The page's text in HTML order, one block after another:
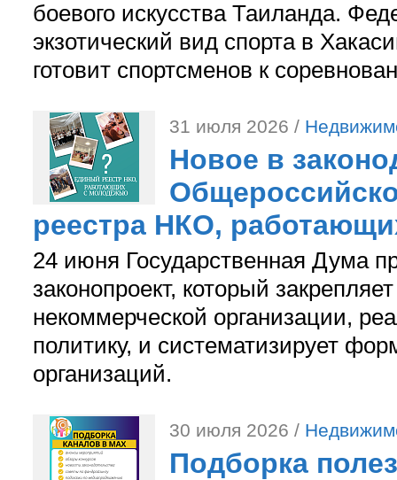
боевого искусства Таиланда.
экзотический вид спорта в
готовит спортсменов к
31 июля 2026 /
Новое в
реестра НКО,
24 июня Государственная Дума
законопроект, который
некоммерческой организации,
политику, и систематизирует
организаций.
30 июля 2026 /
Подборка